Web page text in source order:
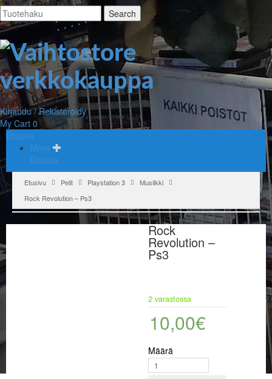
Search
for:
Kirjaudu / Rekisteröidy
My Cart 0
Etusivu
More
Etusivu
Etusivu Pelit Playstation 3
Musiikki
Rock Revolution – Ps3
Rock
Revolution –
Ps3
2 varastossa
10,00€
Määrä